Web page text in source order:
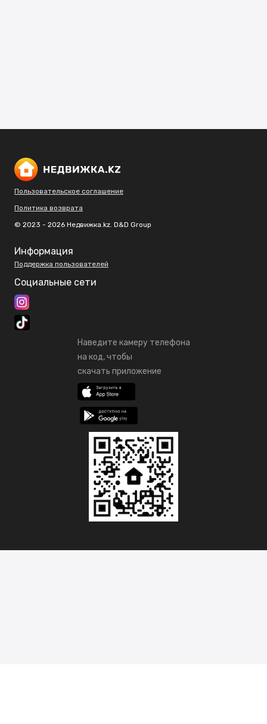
Пользовательское соглашение
Политика возврата
© 2023 - 2026 Недвижка.kz. D&D Group
Информация
Поддержка пользователей
Социальные сети
Наведите камеру телефона
на код, чтобы
скачать приложение